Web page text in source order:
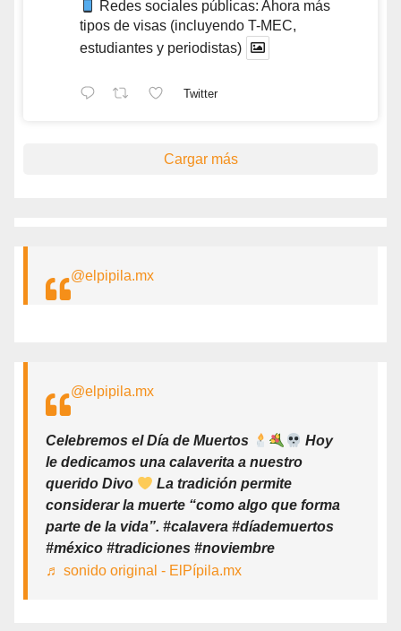
Redes sociales públicas: Ahora más
tipos de visas (incluyendo T-MEC,
estudiantes y periodistas)
Twitter
Cargar más
@elpipila.mx
@elpipila.mx
Celebremos el Día de Muertos
Hoy
le dedicamos una calaverita a nuestro
querido Divo
La tradición permite
considerar la muerte “como algo que forma
parte de la vida”. #calavera #díademuertos
#méxico #tradiciones #noviembre
♬ sonido original - ElPípila.mx